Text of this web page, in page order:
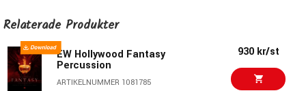
Relaterade Produkter
EW Hollywood Fantasy
Percussion
ARTIKELNUMMER 1081785
930 kr/st